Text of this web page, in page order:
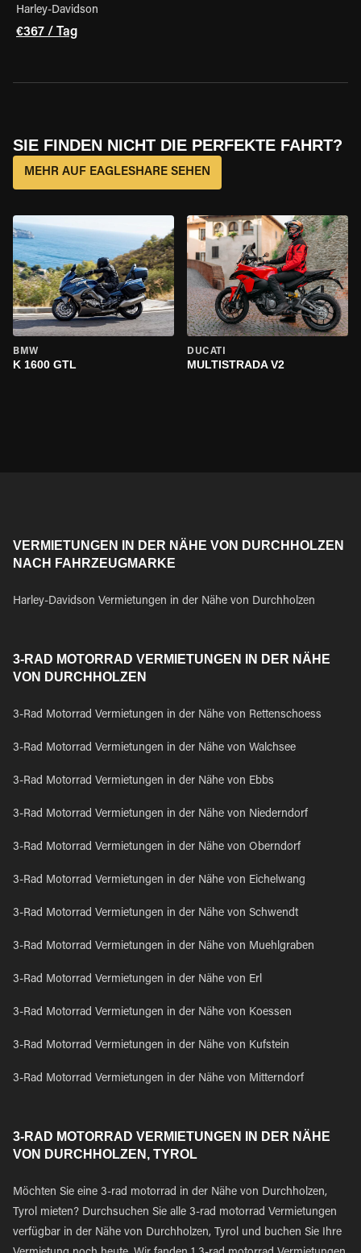
Harley-Davidson
€367 / Tag
SIE FINDEN NICHT DIE PERFEKTE FAHRT?
MEHR AUF EAGLESHARE SEHEN
BMW
K 1600 GTL
DUCATI
MULTISTRADA V2
VERMIETUNGEN IN DER NÄHE VON DURCHHOLZEN
NACH FAHRZEUGMARKE
Harley-Davidson Vermietungen in der Nähe von Durchholzen
3-RAD MOTORRAD VERMIETUNGEN IN DER NÄHE
VON DURCHHOLZEN
3-Rad Motorrad Vermietungen in der Nähe von Rettenschoess
3-Rad Motorrad Vermietungen in der Nähe von Walchsee
3-Rad Motorrad Vermietungen in der Nähe von Ebbs
3-Rad Motorrad Vermietungen in der Nähe von Niederndorf
3-Rad Motorrad Vermietungen in der Nähe von Oberndorf
3-Rad Motorrad Vermietungen in der Nähe von Eichelwang
3-Rad Motorrad Vermietungen in der Nähe von Schwendt
3-Rad Motorrad Vermietungen in der Nähe von Muehlgraben
3-Rad Motorrad Vermietungen in der Nähe von Erl
3-Rad Motorrad Vermietungen in der Nähe von Koessen
3-Rad Motorrad Vermietungen in der Nähe von Kufstein
3-Rad Motorrad Vermietungen in der Nähe von Mitterndorf
3-RAD MOTORRAD VERMIETUNGEN IN DER NÄHE
VON DURCHHOLZEN, TYROL
Möchten Sie eine 3-rad motorrad in der Nähe von Durchholzen,
Tyrol mieten? Durchsuchen Sie alle 3-rad motorrad Vermietungen
verfügbar in der Nähe von Durchholzen, Tyrol und buchen Sie Ihre